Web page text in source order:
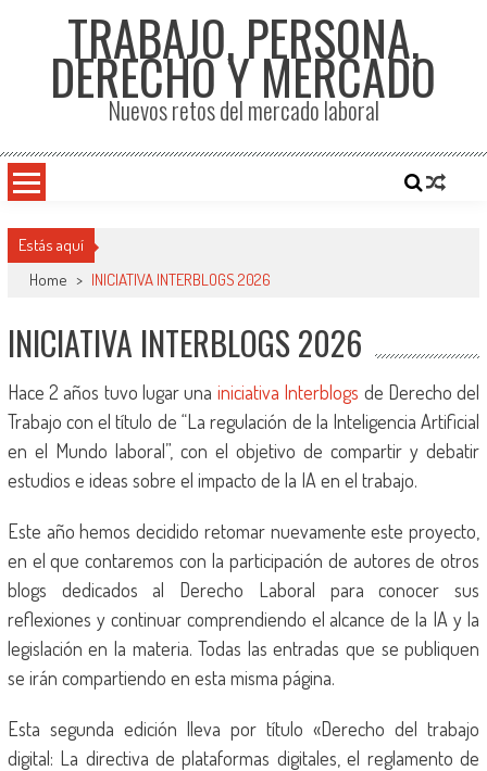
TRABAJO, PERSONA,
DERECHO Y MERCADO
Nuevos retos del mercado laboral
Estás aquí
Home > INICIATIVA INTERBLOGS 2026
INICIATIVA INTERBLOGS 2026
Hace 2 años tuvo lugar una iniciativa Interblogs de Derecho del
Trabajo con el título de “La regulación de la Inteligencia Artificial
en el Mundo laboral”, con el objetivo de compartir y debatir
estudios e ideas sobre el impacto de la IA en el trabajo.
Este año hemos decidido retomar nuevamente este proyecto,
en el que contaremos con la participación de autores de otros
blogs dedicados al Derecho Laboral para conocer sus
reflexiones y continuar comprendiendo el alcance de la IA y la
legislación en la materia. Todas las entradas que se publiquen
se irán compartiendo en esta misma página.
Esta segunda edición lleva por título «Derecho del trabajo
digital: La directiva de plataformas digitales, el reglamento de